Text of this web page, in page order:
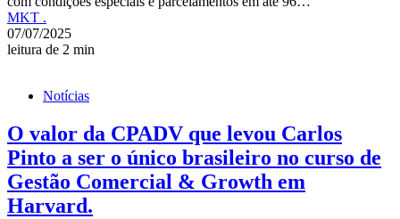
MKT .
07/07/2025
leitura de 2 min
Notícias
O valor da CPADV que levou Carlos
Pinto a ser o único brasileiro no curso de
Gestão Comercial & Growth em
Harvard.